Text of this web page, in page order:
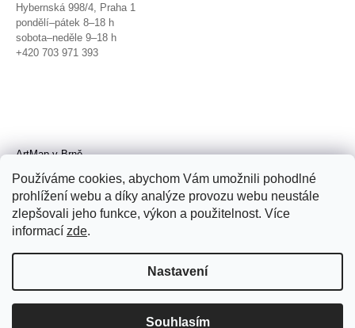
Používáme cookies, abychom Vám umožnili pohodlné
prohlížení webu a díky analýze provozu webu neustále
zlepšovali jeho funkce, výkon a použitelnost. Více
informací zde.
Nastavení
Souhlasím
Hybernská 998/4, Praha 1
pondělí–pátek 8–18 h
sobota–neděle 9–18 h
+420 703 971 393
ArtMap v Brně
Radnická 4, Brno
úterý–pátek 11–19 h
sobota 14–19 h
+420 702 152 298